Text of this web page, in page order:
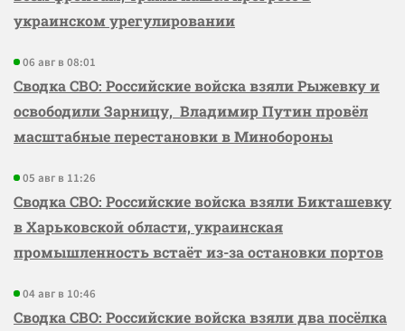
украинском урегулировании
06 авг в 08:01
Сводка СВО: Российские войска взяли Рыжевку и
освободили Зарницу, Владимир Путин провёл
масштабные перестановки в Минобороны
05 авг в 11:26
Сводка СВО: Российские войска взяли Бикташевку
в Харьковской области, украинская
промышленность встаёт из-за остановки портов
04 авг в 10:46
Сводка СВО: Российские войска взяли два посёлка